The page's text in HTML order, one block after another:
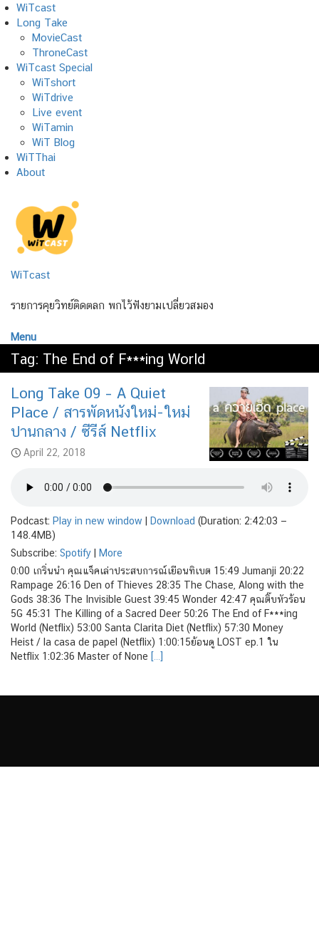
Skip
to
content
WiTcast
Long Take
MovieCast
ThroneCast
WiTcast Special
WiTshort
WiTdrive
Live event
WiTamin
WiT Blog
WiTThai
About
WiTcast
รายการคุยวิทย์ติดตลก พกไว้ฟังยามเปลี่ยวสมอง
Menu
Tag: The End of F***ing World
Long Take 09 – A Quiet
Place / สารพัดหนังใหม่-ใหม่
ปานกลาง / ซีรีส์ Netflix
April 22, 2018
Podcast: Play in new window Download (Duration: 2:42:03 —
148.4MB)
Subscribe: Spotify
More
0:00 เกริ่นนำ คุณแจ็คเล่าประสบการณ์เยือนทิเบต 15:49 Jumanji 20:22
Rampage 26:16 Den of Thieves 28:35 The Chase, Along with the
Gods 38:36 The Invisible Guest 39:45 Wonder 42:47 คุณติ๊บหัวร้อน
5G 45:31 The Killing of a Sacred Deer 50:26 The End of F***ing
World (Netflix) 53:00 Santa Clarita Diet (Netflix) 57:30 Money
Heist / la casa de papel (Netflix) 1:00:15ย้อนดู LOST ep.1 ใน
Netflix 1:02:36 Master of None […]